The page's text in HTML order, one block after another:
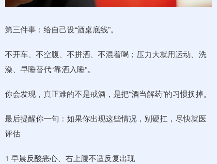
第三件事：给自己设“酒桌底线”。
不开车、不空腹、不拼酒、不混着喝；压力大就用运动、洗
澡、早睡替代“靠酒入睡”。
你会发现，真正难的不是戒酒，是把“酒当解药”的习惯换掉。
最后提醒你一句：如果你出现这些情况，别硬扛，尽快就医
评估
1 早晨反酸恶心、右上腹不适反复出现